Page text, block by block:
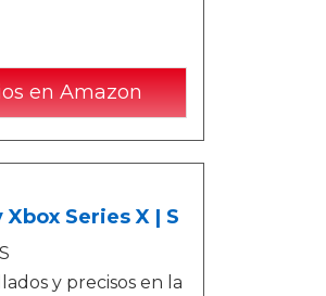
en Amazon
Series X | S
y precisos en la